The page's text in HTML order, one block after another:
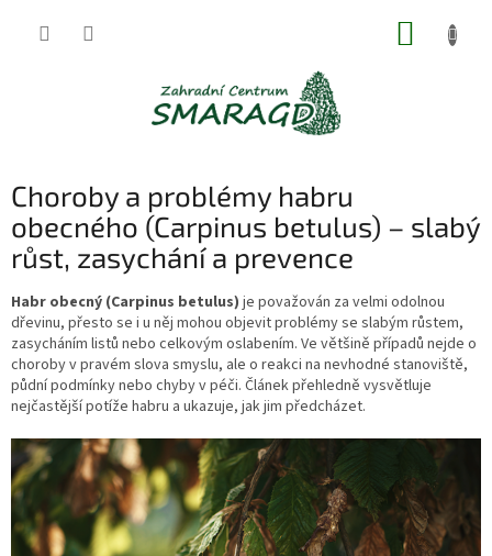
Choroby a problémy habru
obecného (Carpinus betulus) – slabý
růst, zasychání a prevence
Habr obecný (Carpinus betulus) je považován za velmi odolnou
dřevinu, přesto se i u něj mohou objevit problémy se slabým růstem,
zasycháním listů nebo celkovým oslabením. Ve většině případů nejde o
choroby v pravém slova smyslu, ale o reakci na nevhodné stanoviště,
půdní podmínky nebo chyby v péči. Článek přehledně vysvětluje
nejčastější potíže habru a ukazuje, jak jim předcházet.